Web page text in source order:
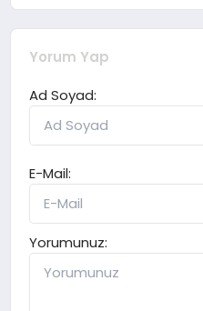
Yorum Yap
Ad Soyad:
E-Mail:
Yorumunuz: